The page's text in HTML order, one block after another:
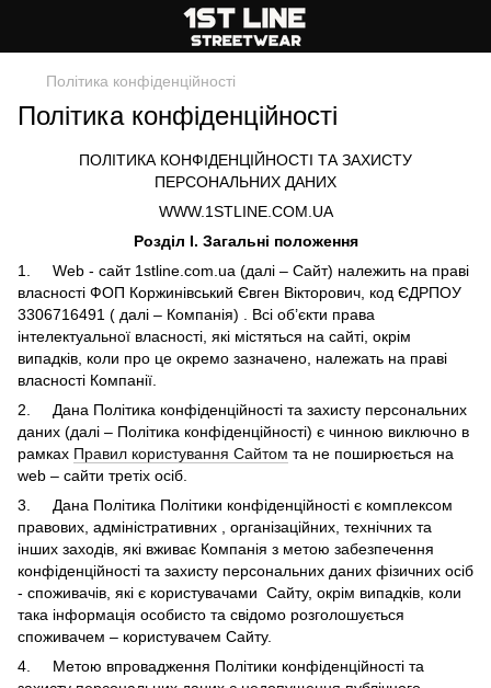
Політика конфіденційності
Політика конфіденційності
ПОЛІТИКА КОНФІДЕНЦІЙНОСТІ ТА ЗАХИСТУ
ПЕРСОНАЛЬНИХ ДАНИХ
WWW.1STLINE.COM.UA
Розділ І. Загальні положення
1. Web - сайт 1stline.com.ua (далі – Сайт) належить на праві
власності ФОП Коржинівський Євген Вікторович, код ЄДРПОУ
3306716491 ( далі – Компанія) . Всі об’єкти права
інтелектуальної власності, які містяться на сайті, окрім
випадків, коли про це окремо зазначено, належать на праві
власності Компанії.
2. Дана Політика конфіденційності та захисту персональних
даних (далі – Політика конфіденційності) є чинною виключно в
рамках Правил користування Сайтом та не поширюється на
web – сайти третіх осіб.
3. Дана Політика Політики конфіденційності є комплексом
правових, адміністративних , організаційних, технічних та
інших заходів, які вживає Компанія з метою забезпечення
конфіденційності та захисту персональних даних фізичних осіб
- споживачів, які є користувачами Сайту, окрім випадків, коли
така інформація особисто та свідомо розголошується
споживачем – користувачем Сайту.
4. Метою впровадження Політики конфіденційності та